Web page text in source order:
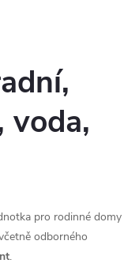
voda,
pro rodinné domy
odborného
.